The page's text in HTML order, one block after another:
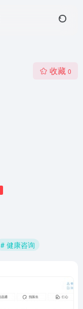
收藏 0
# 健康咨询